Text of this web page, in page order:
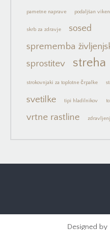
pametne naprave podaljšan
skrb za zdravje
sosed
sprememba
sprostitev
streha
strokovnjaki za toplotne črpalke
svetilke
tipi hladilnikov
vrtne rastline
Designed by